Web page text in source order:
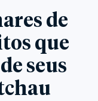
de
que
seus